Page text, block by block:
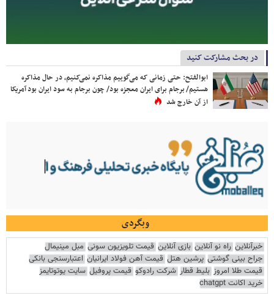
در بحث مشارکت کنید
ابوالفتح: حتی زمانی که می‌گوییم مذاکره نمی‌کنیم، در حال مذاکره
هستیم/ برجام برای ایران معجزه بود/ چون برجام به سود ایران بود آمریکا
از آن خارج شد
وبگردی
خبرآنلاین راه نو آنلاین بازی آنلاین قیمت تلویزیون سونی مبل مینیمال
جراح بینی گوشتی پرشین هتل قیمت آهن فولاد ایرانیان اعتبارسنجی بانکی
قیمت طلا امروز بلیط قطار شرکت رادوکو قیمت پروفیل سایت یوتوتایمز
خرید اکانت chatgpt